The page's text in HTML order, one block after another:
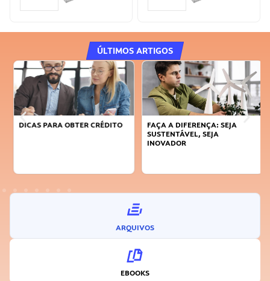
ÚLTIMOS ARTIGOS
DICAS PARA OBTER CRÉDITO
FAÇA A DIFERENÇA: SEJA
SUSTENTÁVEL, SEJA
INOVADOR
ARQUIVOS
EBOOKS